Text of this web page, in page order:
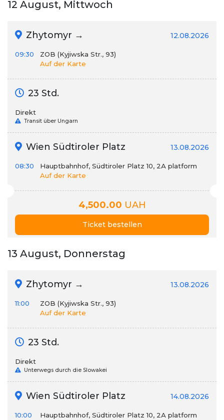
12 August, Mittwoch
Zhytomyr → 12.08.2026
09:30
ZOB (Kyjiwska Str., 93)
Auf der Karte
23 Std.
Direkt
Transit über Ungarn
Wien Südtiroler Platz 13.08.2026
08:30
Hauptbahnhof, Südtiroler Platz 10, 2А platform
Auf der Karte
4,500.00 UAH
Ticket bestellen
13 August, Donnerstag
Zhytomyr → 13.08.2026
11:00
ZOB (Kyjiwska Str., 93)
Auf der Karte
23 Std.
Direkt
Unterwegs durch die Slowakei
Wien Südtiroler Platz 14.08.2026
10:00
Hauptbahnhof, Südtiroler Platz 10, 2А platform